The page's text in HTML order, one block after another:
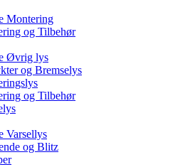
Montering
og Tilbehør
Øvrig lys
og Bremselys
og Tilbehør
Varsellys
og Blitz